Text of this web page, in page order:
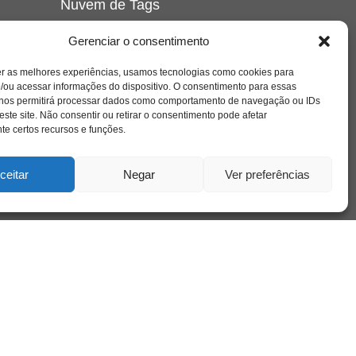
Gerenciar o consentimento
as melhores experiências, usamos tecnologias como cookies para
ou acessar informações do dispositivo. O consentimento para essas
permitirá processar dados como comportamento de navegação ou IDs
site. Não consentir ou retirar o consentimento pode afetar
certos recursos e funções.
Negar Ver preferências
Nuvem de Tags
crianca cuidado cultura depressao
educação família filme
freud infância insight jung liberdade livro
loucura luto maternidade
psicologia relato